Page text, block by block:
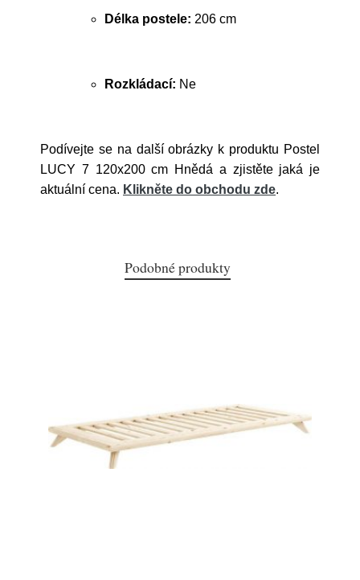
Délka postele: 206 cm
Rozkládací: Ne
Podívejte se na další obrázky k produktu Postel
LUCY 7 120x200 cm Hnědá a zjistěte jaká je
aktuální cena. Klikněte do obchodu zde.
Podobné produkty